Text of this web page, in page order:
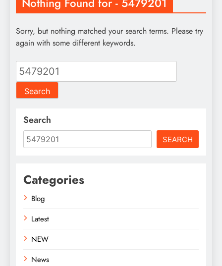
Sorry, but nothing matched your search terms. Please try
again with some different keywords.
Search
for:
Search
SEARCH
Categories
Blog
Latest
NEW
News